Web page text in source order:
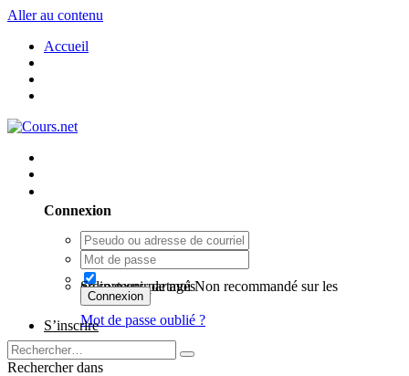
Aller au contenu
Accueil
Connexion
Se souvenir de moi
Non recommandé sur les ordinateurs partagés
Connexion
Mot de passe oublié ?
S’inscrire
Rechercher dans